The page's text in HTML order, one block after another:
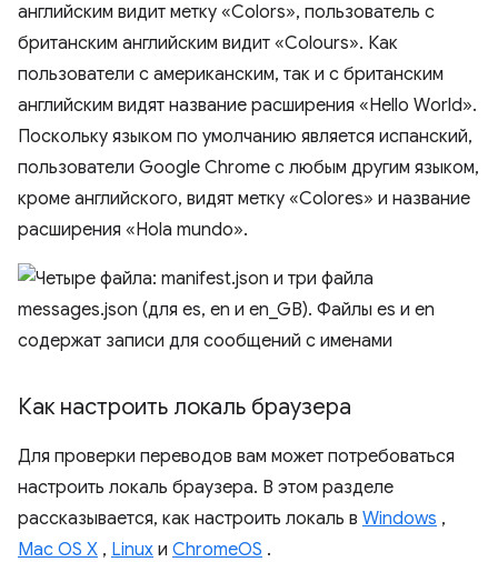
английским видит метку «Colors», пользователь с
британским английским видит «Colours». Как
пользователи с американским, так и с британским
английским видят название расширения «Hello World».
Поскольку языком по умолчанию является испанский,
пользователи Google Chrome с любым другим языком,
кроме английского, видят метку «Colores» и название
расширения «Hola mundo».
Как настроить локаль браузера
Для проверки переводов вам может потребоваться
настроить локаль браузера. В этом разделе
рассказывается, как настроить локаль в Windows ,
Mac OS X , Linux и ChromeOS .